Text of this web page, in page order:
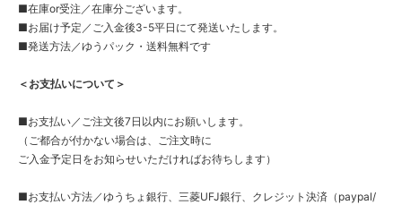
■在庫or受注／在庫分ございます。
■お届け予定／ご入金後3-5平日にて発送いたします。
■発送方法／ゆうパック・送料無料です
＜お支払いについて＞
■お支払い／ご注文後7日以内にお願いします。
（ご都合が付かない場合は、ご注文時に
ご入金予定日をお知らせいただければお待ちします）
■お支払い方法／ゆうちょ銀行、三菱UFJ銀行、クレジット決済（paypal/